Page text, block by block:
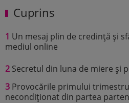
Cuprins
1 Un mesaj plin de credință și
mediul online
2 Secretul din luna de miere și
3 Provocările primului
necondiționat din partea